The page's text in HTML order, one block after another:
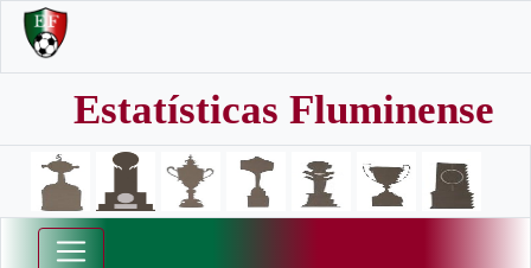
Estatísticas Fluminense